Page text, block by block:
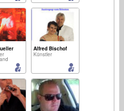
Alfred Bischof
Künstler